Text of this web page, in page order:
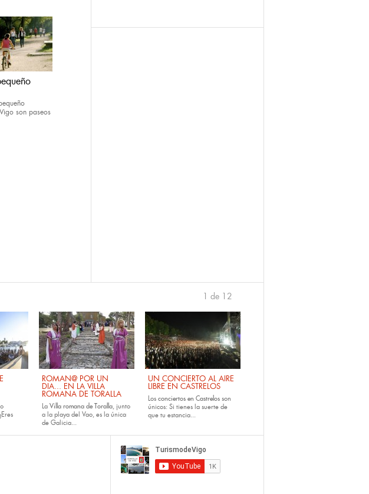
son paseos
o
ROMAN@ POR UN
DIA... EN LA VILLA
ROMANA DE TORALLA
La Villa romana de Toralla, junto
a la playa del Vao, es la única
de Galicia...
UN CONCIERTO AL AIRE
LIBRE EN CASTRELOS
Los conciertos en Castrelos son
únicos: Si tienes la suerte de
que tu estancia...
1 de 12